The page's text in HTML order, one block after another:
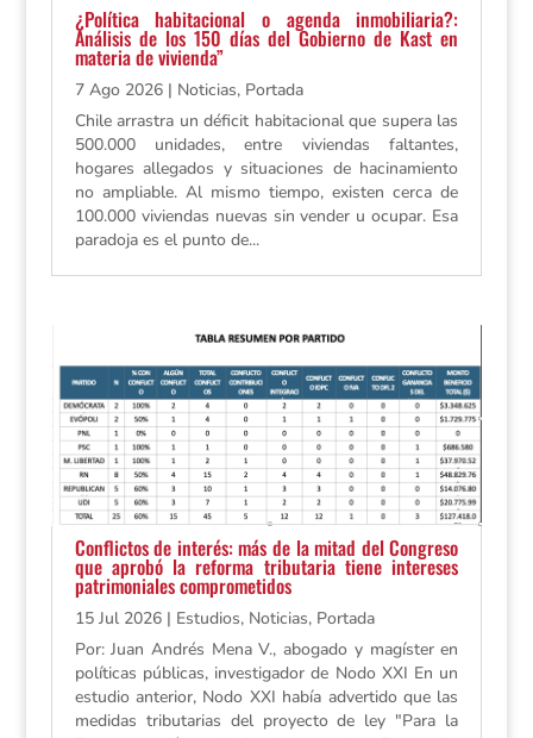
¿Política habitacional o agenda inmobiliaria?:
Análisis de los 150 días del Gobierno de Kast en
materia de vivienda”
7 Ago 2026| Noticias, Portada
Chile arrastra un déficit habitacional que supera las
500.000 unidades, entre viviendas faltantes,
hogares allegados y situaciones de hacinamiento
no ampliable. Al mismo tiempo, existen cerca de
100.000 viviendas nuevas sin vender u ocupar. Esa
paradoja es el punto de...
Conflictos de interés: más de la mitad del Congreso
que aprobó la reforma tributaria tiene intereses
patrimoniales comprometidos
15 Jul 2026| Estudios, Noticias, Portada
Por: Juan Andrés Mena V., abogado y magíster en
políticas públicas, investigador de Nodo XXI En un
estudio anterior, Nodo XXI había advertido que las
medidas tributarias del proyecto de ley "Para la